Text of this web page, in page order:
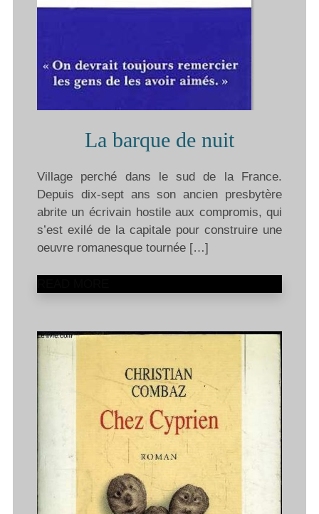
La barque de nuit
Village perché dans le sud de la France.
Depuis dix-sept ans son ancien presbytère
abrite un écrivain hostile aux compromis, qui
s’est exilé de la capitale pour construire une
oeuvre romanesque tournée […]